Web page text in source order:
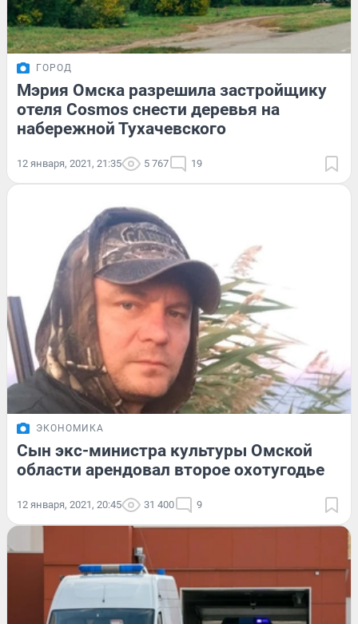
ГОРОД
Мэрия Омска разрешила застройщику
отеля Cosmos снести деревья на
набережной Тухачевского
12 января, 2021, 21:35 5 767 19
ЭКОНОМИКА
Сын экс-министра культуры Омской
области арендовал второе охотугодье
12 января, 2021, 20:45 31 400 9